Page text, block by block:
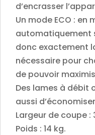
d’encrasser
Un mode ECO : en
automatiquement
donc exactement
nécessaire pour
de pouvoir
Des lames à débit
aussi
Largeur de coupe :
Poids : 14 kg.